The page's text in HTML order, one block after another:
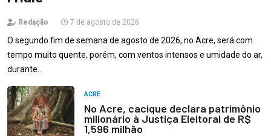
Redação 7 de agosto de 2026
O segundo fim de semana de agosto de 2026, no Acre, será com
tempo muito quente, porém, com ventos intensos e umidade do ar,
durante…
ACRE
No Acre, cacique declara patrimônio
milionário à Justiça Eleitoral de R$
1,596 milhão